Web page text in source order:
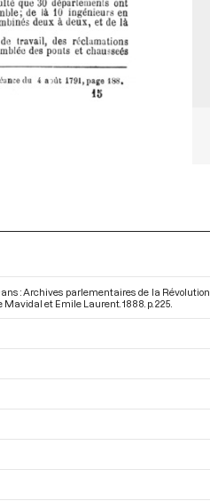
: Archives parlementaires de la Révolution
Mavidal et Emile Laurent. 1888. p. 225.